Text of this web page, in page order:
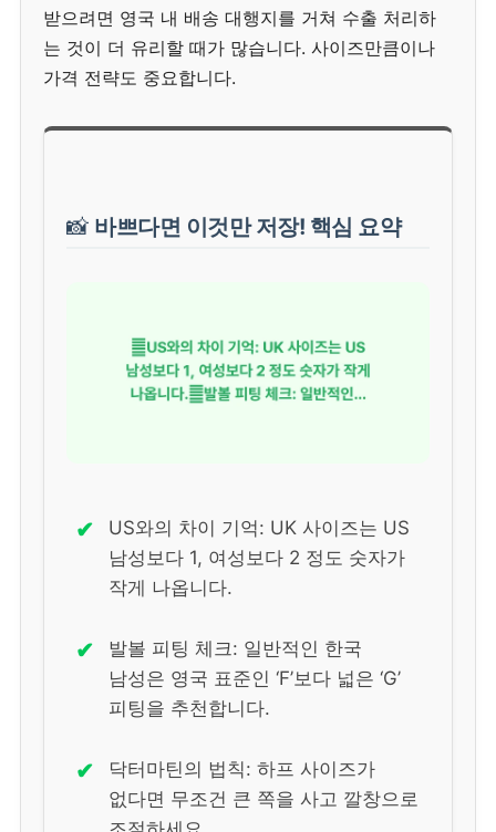
받으려면 영국 내 배송 대행지를 거쳐 수출 처리하
는 것이 더 유리할 때가 많습니다. 사이즈만큼이나
가격 전략도 중요합니다.
📸 바쁘다면 이것만 저장! 핵심 요약
✔
US와의 차이 기억: UK 사이즈는 US
남성보다 1, 여성보다 2 정도 숫자가
작게 나옵니다.
✔
발볼 피팅 체크: 일반적인 한국
남성은 영국 표준인 ‘F’보다 넓은 ‘G’
피팅을 추천합니다.
✔
닥터마틴의 법칙: 하프 사이즈가
없다면 무조건 큰 쪽을 사고 깔창으로